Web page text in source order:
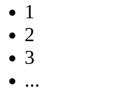
1
2
3
...